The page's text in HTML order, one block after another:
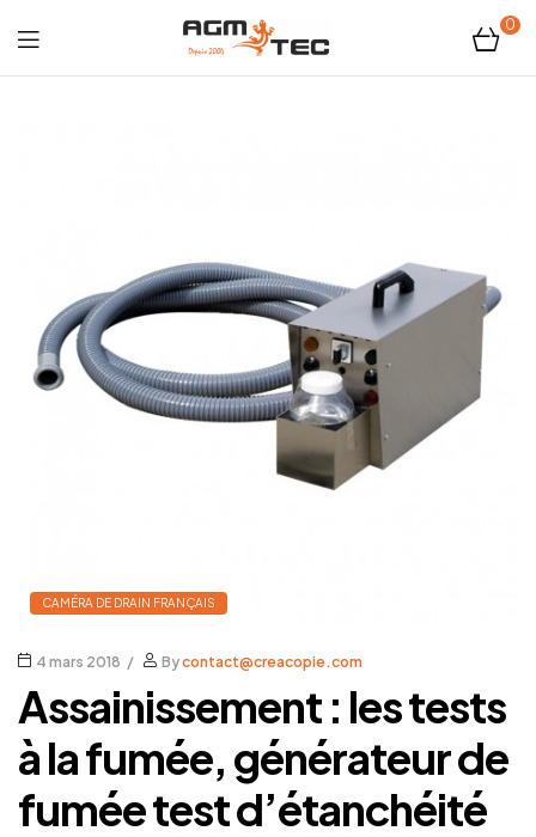
Tubicam®
Caméra
d'inspection
Ø50
mm
0
CAMÉRA DE DRAIN FRANÇAIS
4 mars 2018 Bycontact@creacopie.com
Assainissement : les tests
à la fumée, générateur de
fumée test d’étanchéité